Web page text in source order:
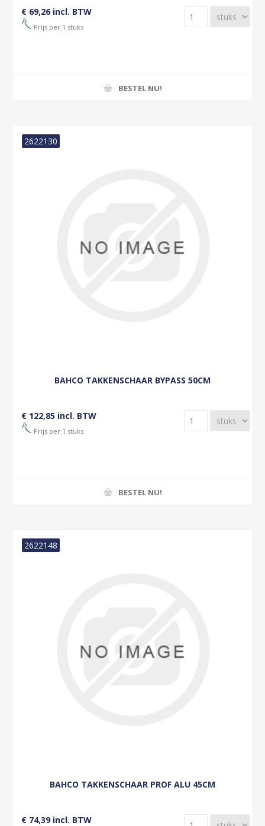
€ 69,26 incl. BTW
Prijs per 1 stuks
BESTEL NU!
BAHCO TAKKENSCHAAR BYPASS 50CM
2622130
€ 122,85 incl. BTW
Prijs per 1 stuks
BESTEL NU!
BAHCO TAKKENSCHAAR PROF ALU 45CM
2622148
€ 74,39 incl. BTW